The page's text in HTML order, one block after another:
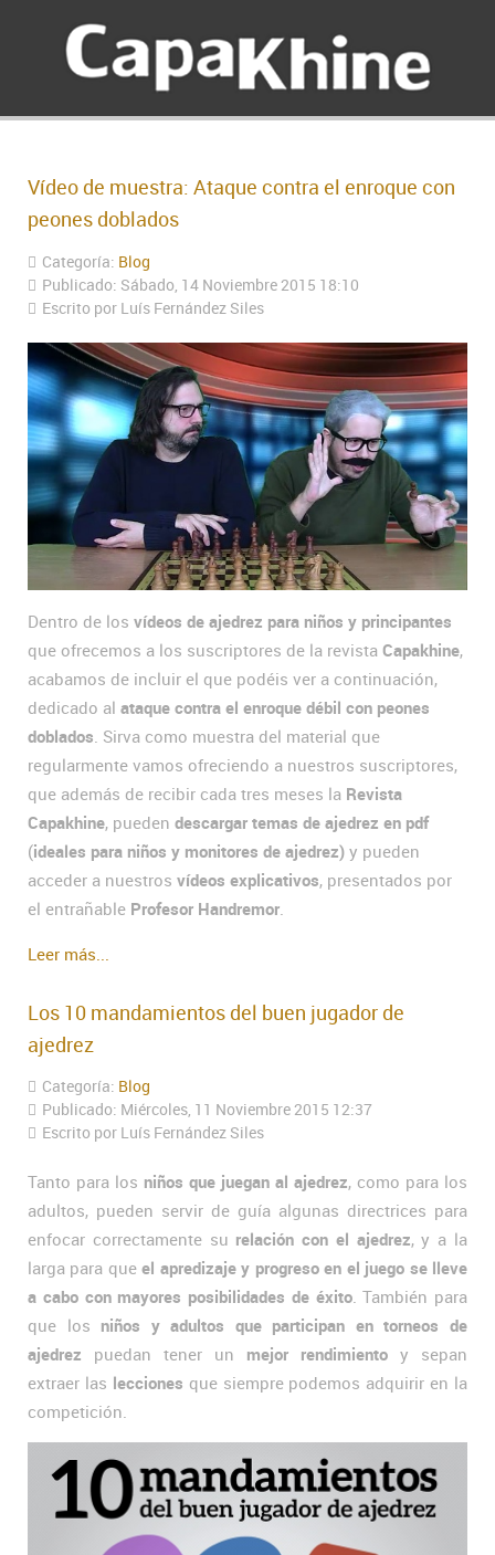
Vídeo de muestra: Ataque contra el enroque con
peones doblados
Categoría: Blog
Publicado: Sábado, 14 Noviembre 2015 18:10
Escrito por Luís Fernández Siles
Dentro de los vídeos de ajedrez para niños y principantes
que ofrecemos a los suscriptores de la revista Capakhine,
acabamos de incluir el que podéis ver a continuación,
dedicado al ataque contra el enroque débil con peones
doblados . Sirva como muestra del material que
regularmente vamos ofreciendo a nuestros suscriptores,
que además de recibir cada tres meses la Revista
Capakhine, pueden descargar temas de ajedrez en pdf
(ideales para niños y monitores de ajedrez) y pueden
acceder a nuestros vídeos explicativos, presentados por
el entrañable Profesor Handremor
Leer más...
Los 10 mandamientos del buen jugador de
ajedrez
Categoría: Blog
Publicado: Miércoles, 11 Noviembre 2015 12:37
Escrito por Luís Fernández Siles
Tanto para los niños que juegan al ajedrez, como para los
adultos, pueden servir de guía algunas directrices para
enfocar correctamente su relación con el ajedrez, y a la
larga para queel apredizaje y progreso en el juego se lleve
a cabo con mayores posibilidades de éxito. También para
que los niños y adultos que participan en torneos de
ajedrez puedan tener un mejor rendimiento y sepan
extraer las lecciones que siempre podemos adquirir en la
competición.